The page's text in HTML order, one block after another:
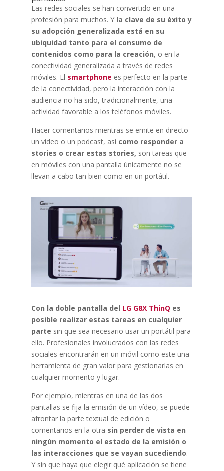
Las redes sociales se han convertido en una
profesión para muchos. Y la clave de su éxito y
su adopción generalizada está en su
ubiquidad tanto para el consumo de
contenidos como para la creación, o en la
conectividad generalizada a través de redes
móviles. El smartphone es perfecto en la parte
de la conectividad, pero la interacción con la
audiencia no ha sido, tradicionalmente, una
actividad favorable a los teléfonos móviles.
Hacer comentarios mientras se emite en directo
un vídeo o un podcast, así como responder a
stories o crear estas stories, son tareas que
en móviles con una pantalla únicamente no se
llevan a cabo tan bien como en un portátil.
Con la doble pantalla del LG G8X ThinQ es
posible realizar estas tareas en cualquier
parte sin que sea necesario usar un portátil para
ello. Profesionales involucrados con las redes
sociales encontrarán en un móvil como este una
herramienta de gran valor para gestionarlas en
cualquier momento y lugar.
Por ejemplo, mientras en una de las dos
pantallas se fija la emisión de un vídeo, se puede
afrontar la parte textual de edición o
comentarios en la otra sin perder de vista en
ningún momento el estado de la emisión o
las interacciones que se vayan sucediendo.
Y sin que haya que elegir qué aplicación se tiene